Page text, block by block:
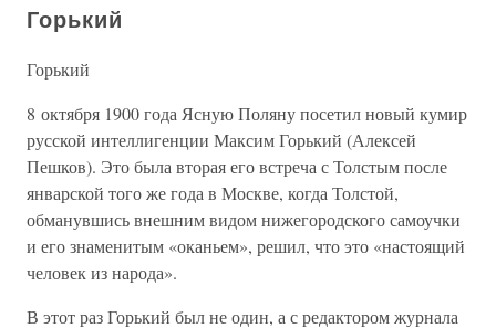
Горький
Горький
8 октября 1900 года Ясную Поляну посетил новый кумир
русской интеллигенции Максим Горький (Алексей
Пешков). Это была вторая его встреча с Толстым после
январской того же года в Москве, когда Толстой,
обманувшись внешним видом нижегородского самоучки
и его знаменитым «оканьем», решил, что это «настоящий
человек из народа».
В этот раз Горький был не один, а с редактором журнала